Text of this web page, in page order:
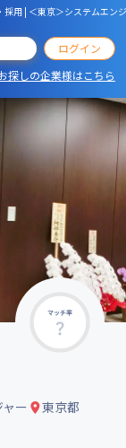
用 | ＜東京＞システムエン
ログイン
探しの企業様はこちら
マッチ率
ー
東京都